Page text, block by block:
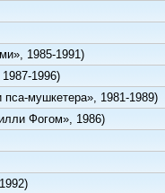
1985-1991)
1996)
пса-мушкетера», 1981-1989)
Фогом», 1986)